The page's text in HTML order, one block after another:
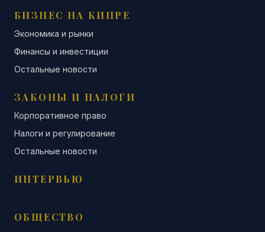
БИЗНЕС НА КИПРЕ
Экономика и рынки
Финансы и инвестиции
Остальные новости
ЗАКОНЫ И НАЛОГИ
Корпоративное право
Налоги и регулирование
Остальные новости
ИНТЕРВЬЮ
ОБЩЕСТВО